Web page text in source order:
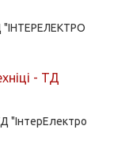
"ІНТЕРЕЛЕКТРО
"ІнтерЕлектро